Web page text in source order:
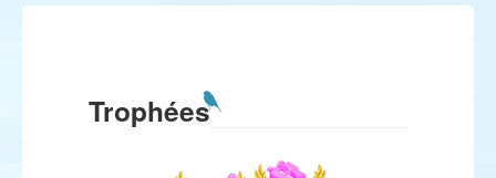
Trophées